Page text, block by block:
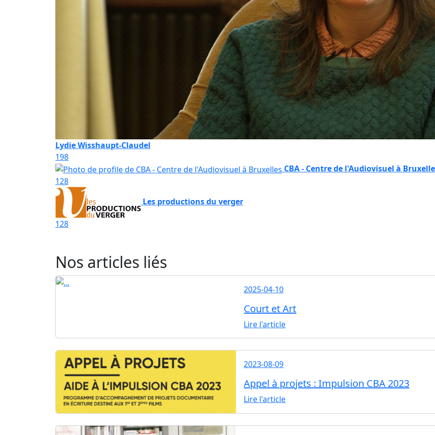
Lydie Wisshaupt-Claudel
198
CBA - Centre de l'Audiovisuel à
128
Les productions du verger
128
Nos articles liés
2025-04-10
Court et Art
Lire l'article
2023-08-09
Appel à projets : Impulsion CBA 2023
Lire l'article